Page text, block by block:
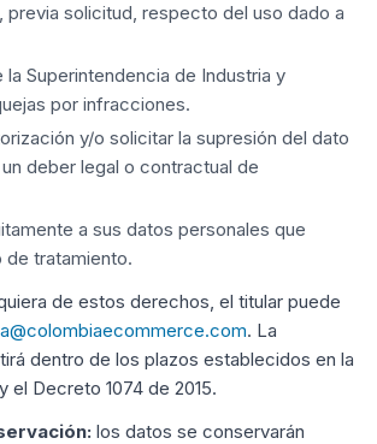
previa solicitud, respecto del uso dado a
la Superintendencia de Industria y
por infracciones.
y/o solicitar la supresión del dato
deber legal o contractual de
a sus datos personales que
de tratamiento.
de estos derechos, el titular puede
. La
dentro de los plazos establecidos en la
el Decreto 1074 de 2015.
los datos se conservarán